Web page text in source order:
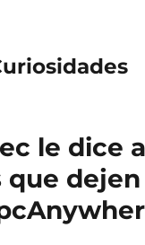
le dice
que dejen